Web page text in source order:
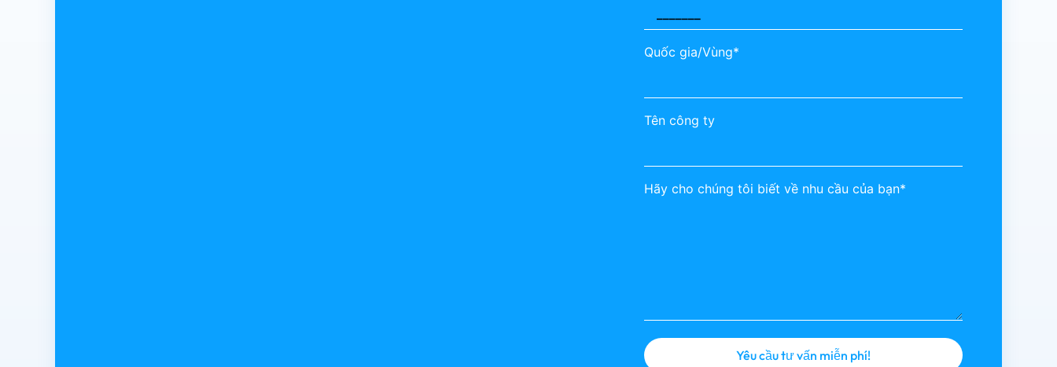
Quốc gia/Vùng*
Tên công ty
Hãy cho chúng tôi biết về nhu cầu của bạn*